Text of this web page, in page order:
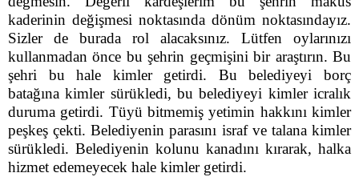
kaderinin değişmesi noktasında dönüm noktasındayız.
Sizler de burada rol alacaksınız. Lütfen oylarınızı
kullanmadan önce bu şehrin geçmişini bir araştırın. Bu
şehri bu hale kimler getirdi. Bu belediyeyi borç
batağına kimler sürükledi, bu belediyeyi kimler icralık
duruma getirdi. Tüyü bitmemiş yetimin hakkını kimler
peşkeş çekti. Belediyenin parasını israf ve talana kimler
sürükledi. Belediyenin kolunu kanadını kırarak, halka
hizmet edemeyecek hale kimler getirdi.